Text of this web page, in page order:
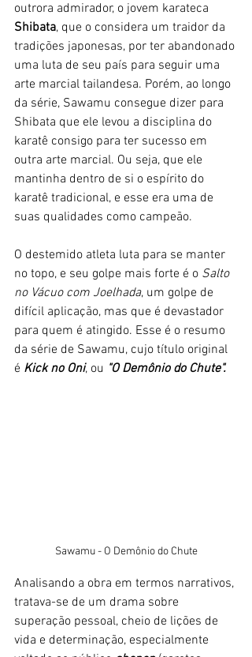
outrora admirador, o jovem karateca
Shibata, que o considera um traidor da
tradições japonesas, por ter abandonado
uma luta de seu país para seguir uma
arte marcial tailandesa. Porém, ao longo
da série, Sawamu consegue dizer para
Shibata que ele levou a disciplina do
karatê consigo para ter sucesso em
outra arte marcial. Ou seja, que ele
mantinha dentro de si o espírito do
karatê tradicional, e esse era uma de
suas qualidades como campeão.
O destemido atleta luta para se manter
no topo, e seu golpe mais forte é o Salto
no Vácuo com Joelhada, um golpe de
difícil aplicação, mas que é devastador
para quem é atingido. Esse é o resumo
da série de Sawamu, cujo título original
é Kick no Oni, ou "O Demônio do Chute".
Sawamu - O Demônio do Chute
Analisando a obra em termos narrativos,
tratava-se de um drama sobre
superação pessoal, cheio de lições de
vida e determinação, especialmente